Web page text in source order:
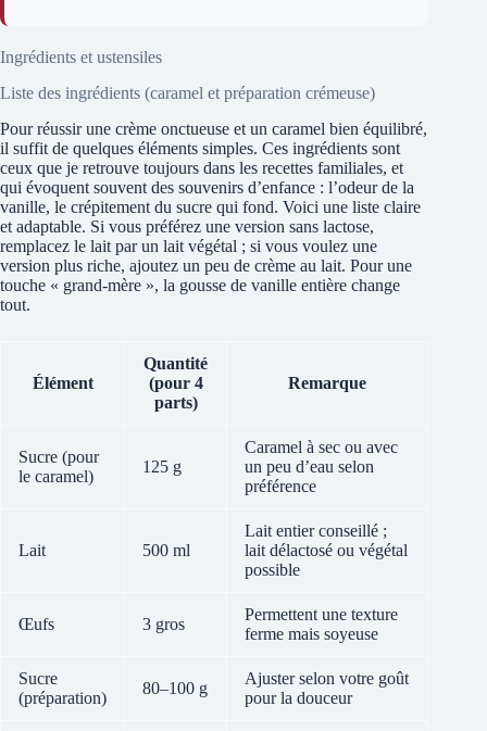
Ingrédients et ustensiles
Liste des ingrédients (caramel et préparation crémeuse)
Pour réussir une crème onctueuse et un caramel bien équilibré,
il suffit de quelques éléments simples. Ces ingrédients sont
ceux que je retrouve toujours dans les recettes familiales, et
qui évoquent souvent des souvenirs d’enfance : l’odeur de la
vanille, le crépitement du sucre qui fond. Voici une liste claire
et adaptable. Si vous préférez une version sans lactose,
remplacez le lait par un lait végétal ; si vous voulez une
version plus riche, ajoutez un peu de crème au lait. Pour une
touche « grand-mère », la gousse de vanille entière change
tout.
Élément
Quantité
(pour 4
parts)
Remarque
Sucre (pour
le caramel)
125 g
Caramel à sec ou avec
un peu d’eau selon
préférence
Lait 500 ml
Lait entier conseillé ;
lait délactosé ou végétal
possible
Œufs 3 gros
Permettent une texture
ferme mais soyeuse
Sucre
(préparation)
80–100 g
Ajuster selon votre goût
pour la douceur